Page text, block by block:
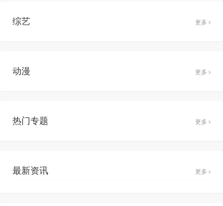
综艺 更多
动漫 更多
热门专题 更多
最新资讯 更多